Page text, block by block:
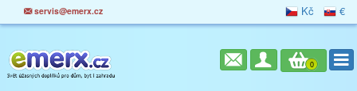
servis@emerx.cz Kč €
0